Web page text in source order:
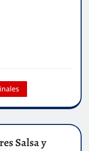
Salsa y